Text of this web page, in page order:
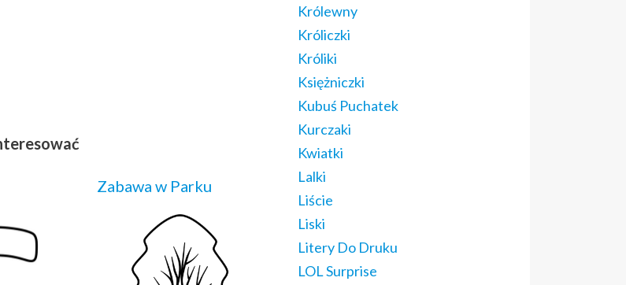
Zabawa w Parku
Królewny
Króliczki
Króliki
Księżniczki
Kubuś Puchatek
Kurczaki
Kwiatki
Lalki
Liście
Liski
Litery Do Druku
LOL Surprise